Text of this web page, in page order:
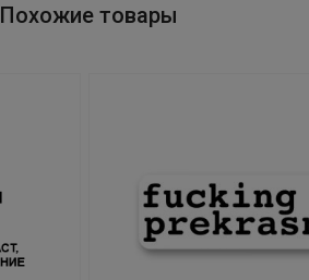
Похожие товары